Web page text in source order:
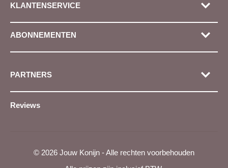
KLANTENSERVICE
ABONNEMENTEN
PARTNERS
Reviews
© 2026 Jouw Konijn - Alle rechten voorbehouden